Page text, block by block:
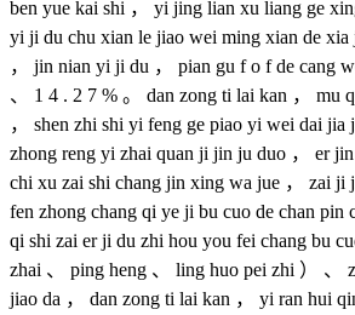
ben yue kai shi ， yi jing lian xu liang ge
yi ji du chu xian le jiao wei ming xian de
， jin nian yi ji du ， pian gu f o f de cang
、 1 4 . 2 7 % 。 dan zong ti lai kan ， mu
， shen zhi shi yi feng ge piao yi wei dai
zhong reng yi zhai quan ji jin ju duo ， er
chi xu zai shi chang jin xing wa jue ， zai
fen zhong chang qi ye ji bu cuo de chan
qi shi zai er ji du zhi hou you fei chang bu
zhai 、 ping heng 、 ling huo pei zhi ） 、
jiao da ， dan zong ti lai kan ， yi ran hui